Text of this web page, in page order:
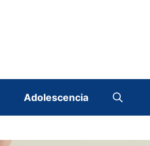
Adolescencia